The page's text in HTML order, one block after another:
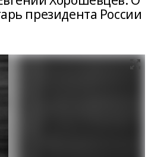
президента России